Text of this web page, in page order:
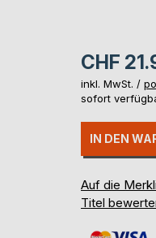
CHF
inkl. MwSt. /
sofort
IN DEN
Auf die
Titel